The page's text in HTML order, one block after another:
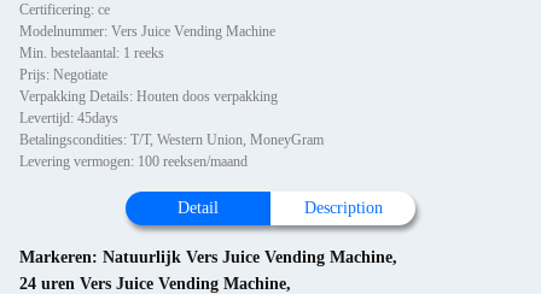
Certificering: ce
Modelnummer: Vers Juice Vending Machine
Min. bestelaantal: 1 reeks
Prijs: Negotiate
Verpakking Details: Houten doos verpakking
Levertijd: 45days
Betalingscondities: T/T, Western Union, MoneyGram
Levering vermogen: 100 reeksen/maand
Detail Description
Markeren: Natuurlijk Vers Juice Vending Machine,
24 uren Vers Juice Vending Machine,